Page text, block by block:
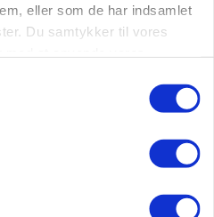
eller som de har indsamlet
Du samtykker til vores
i indbakken
Tilmeld
accepterer du L-